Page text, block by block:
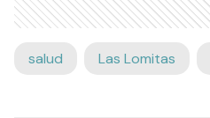
salud Las Lomitas